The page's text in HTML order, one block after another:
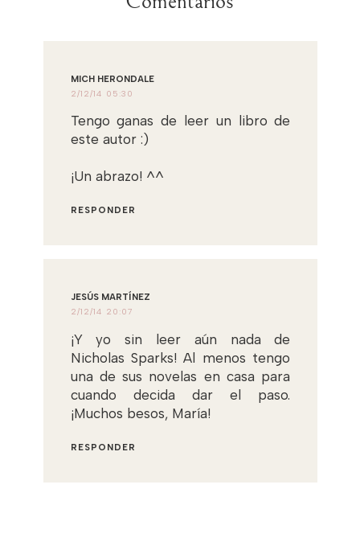
MICH HERONDALE
2/12/14 05:30
Tengo ganas de leer un libro de
este autor :)
¡Un abrazo! ^^
RESPONDER
JESÚS MARTÍNEZ
2/12/14 20:07
¡Y yo sin leer aún nada de
Nicholas Sparks! Al menos tengo
una de sus novelas en casa para
cuando decida dar el paso.
¡Muchos besos, María!
RESPONDER